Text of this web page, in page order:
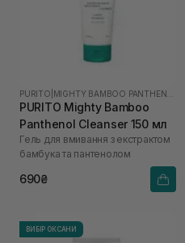
PURITO
PURITO Mighty Bamboo
Panthenol Cleanser 150 мл
Гель для вмивання з екстрактом
бамбука та пантенолом
690₴
ВИБІР ОКСАНИ